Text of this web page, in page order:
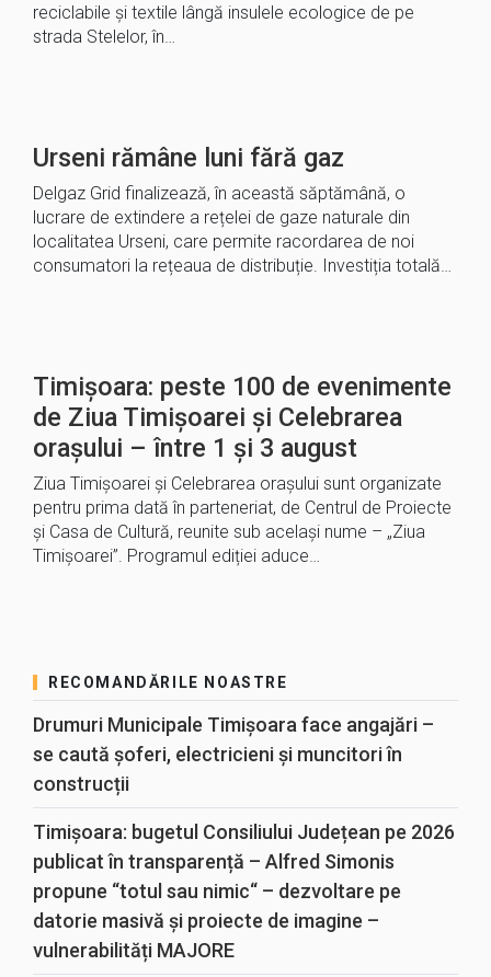
reciclabile și textile lângă insulele ecologice de pe
strada Stelelor, în…
Urseni rămâne luni fără gaz
Delgaz Grid finalizează, în această săptămână, o
lucrare de extindere a rețelei de gaze naturale din
localitatea Urseni, care permite racordarea de noi
consumatori la rețeaua de distribuție. Investiția totală…
Timișoara: peste 100 de evenimente
de Ziua Timișoarei și Celebrarea
orașului – între 1 și 3 august
Ziua Timișoarei și Celebrarea orașului sunt organizate
pentru prima dată în parteneriat, de Centrul de Proiecte
și Casa de Cultură, reunite sub același nume – „Ziua
Timișoarei”. Programul ediției aduce…
RECOMANDĂRILE NOASTRE
Drumuri Municipale Timișoara face angajări –
se caută șoferi, electricieni și muncitori în
construcții
Timișoara: bugetul Consiliului Județean pe 2026
publicat în transparență – Alfred Simonis
propune “totul sau nimic“ – dezvoltare pe
datorie masivă și proiecte de imagine –
vulnerabilități MAJORE